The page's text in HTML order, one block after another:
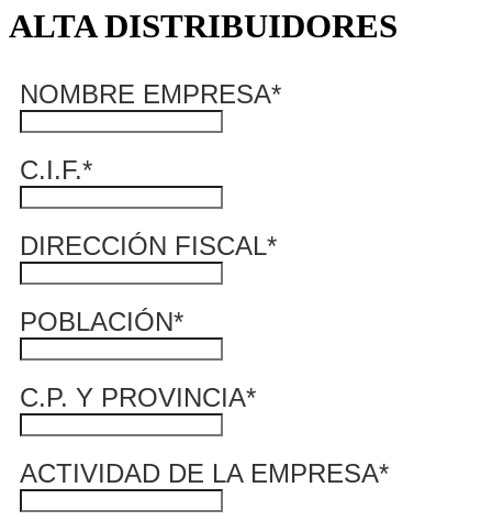
ALTA DISTRIBUIDORES
NOMBRE EMPRESA*
C.I.F.*
DIRECCIÓN FISCAL*
POBLACIÓN*
C.P. Y PROVINCIA*
ACTIVIDAD DE LA EMPRESA*